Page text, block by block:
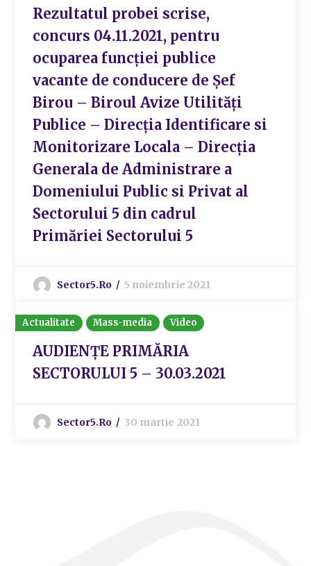
Rezultatul probei scrise,
concurs 04.11.2021, pentru
ocuparea funcției publice
vacante de conducere de Șef
Birou – Biroul Avize Utilități
Publice – Direcția Identificare si
Monitorizare Locala – Direcția
Generala de Administrare a
Domeniului Public si Privat al
Sectorului 5 din cadrul
Primăriei Sectorului 5
Sector5.ro 5 noiembrie 2021
Actualitate Mass-media Video
AUDIENȚE PRIMĂRIA
SECTORULUI 5 – 30.03.2021
Sector5.ro 30 martie 2021